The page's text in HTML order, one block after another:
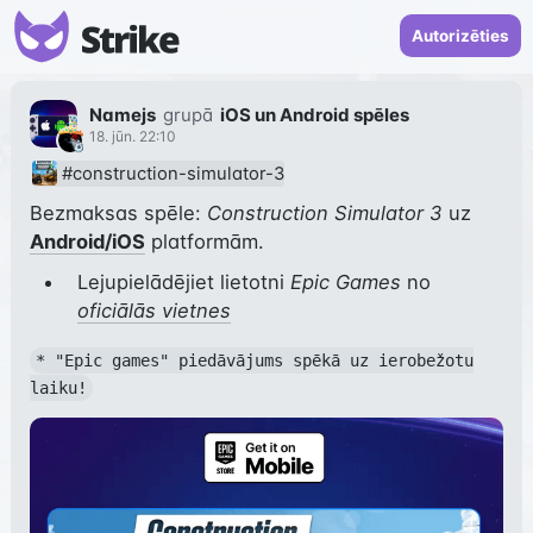
Autorizēties
Namejs grupā iOS un Android spēles
18. jūn. 22:10
#construction-simulator-3
Bezmaksas spēle: Construction Simulator 3
Android/iOS platformām.
Lejupielādējiet lietotni Epic Games no
oficiālās vietnes
* "Epic games" piedāvājums spēkā uz ierobežotu
laiku!